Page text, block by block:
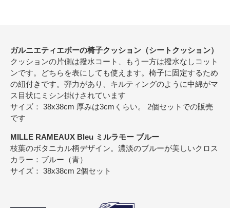
ガルニエティエボーの椅子クッション（シートクッション）
クッションの片側は撥水コート、もう一方は撥水なしコット
ンです。どちらを表にしても使えます。椅子に固定するため
の紐付きです。弾力があり、キルティングのように中綿がマ
ス目状にミシン掛けされています
サイズ： 38x38cm 厚みは3cmくらい。 2個セットでの販売
です
MILLE RAMEAUX Bleu ミルラモー ブルー
枝葉のボタニカル柄デザイン。濃淡のブルーが美しいクロス
カラー：ブルー（青）
サイズ： 38x38cm 2個セット